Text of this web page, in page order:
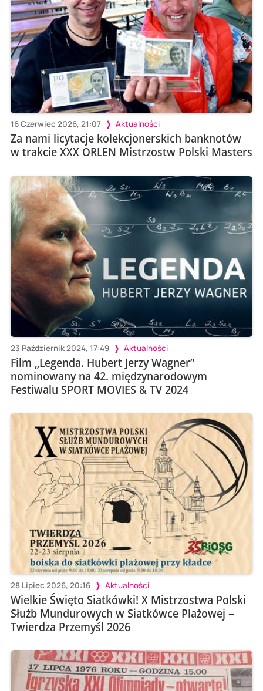
16 Czerwiec 2026, 21:07 Aktualności
Za nami licytacje kolekcjonerskich banknotów
w trakcie XXX ORLEN Mistrzostw Polski Masters
23 Październik 2024, 17:49 Aktualności
Film „Legenda. Hubert Jerzy Wagner”
nominowany na 42. międzynarodowym
Festiwalu SPORT MOVIES & TV 2024
28 Lipiec 2026, 20:16 Aktualności
Wielkie Święto Siatkówki! X Mistrzostwa Polski
Służb Mundurowych w Siatkówce Plażowej –
Twierdza Przemyśl 2026